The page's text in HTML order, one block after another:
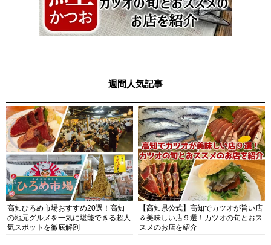
週間人気記事
高知ひろめ市場おすすめ20選！高知
の地元グルメを一気に堪能できる超人
気スポットを徹底解剖
【高知県公式】高知でカツオが旨い店
＆美味しい店９選！カツオの旬とおス
スメのお店を紹介